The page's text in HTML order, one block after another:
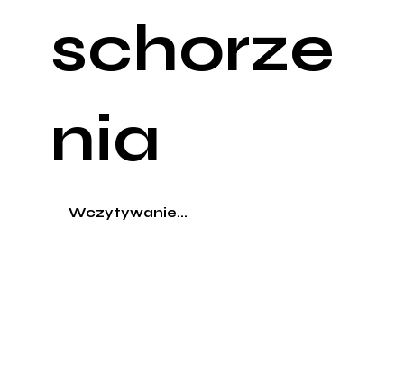
schorze
nia
Wczytywanie...